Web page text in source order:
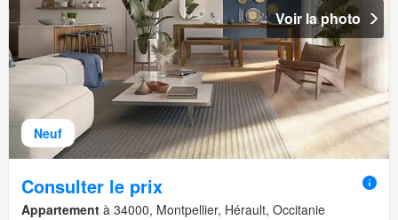
Neuf
Voir la photo
Consulter le prix
Appartement à 34000, Montpellier, Hérault, Occitanie